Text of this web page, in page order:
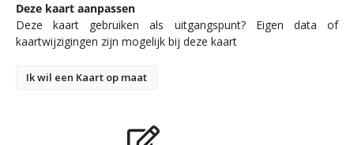
Deze kaart aanpassen
Deze kaart gebruiken als uitgangspunt? Eigen data of
kaartwijzigingen zijn mogelijk bij deze kaart
Ik wil een Kaart op maat